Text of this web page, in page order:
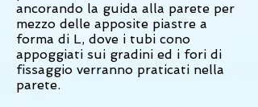
ancorando la guida alla parete per
mezzo delle apposite piastre a
forma di L, dove i tubi cono
appoggiati sui gradini ed i fori di
fissaggio verranno praticati nella
parete.